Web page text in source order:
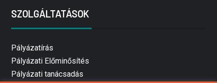
SZOLGÁLTATÁSOK
Pályázatírás
Pályázati Előminősítés
Pályázati tanácsadás